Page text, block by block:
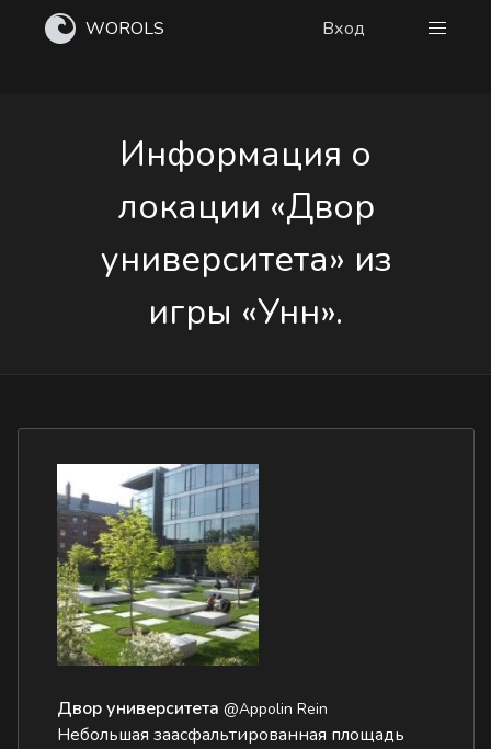
WOROLS Вход
Информация о
локации «Двор
университета» из
игры «Унн».
Двор университета @Appolin Rein
Небольшая заасфальтированная площадь